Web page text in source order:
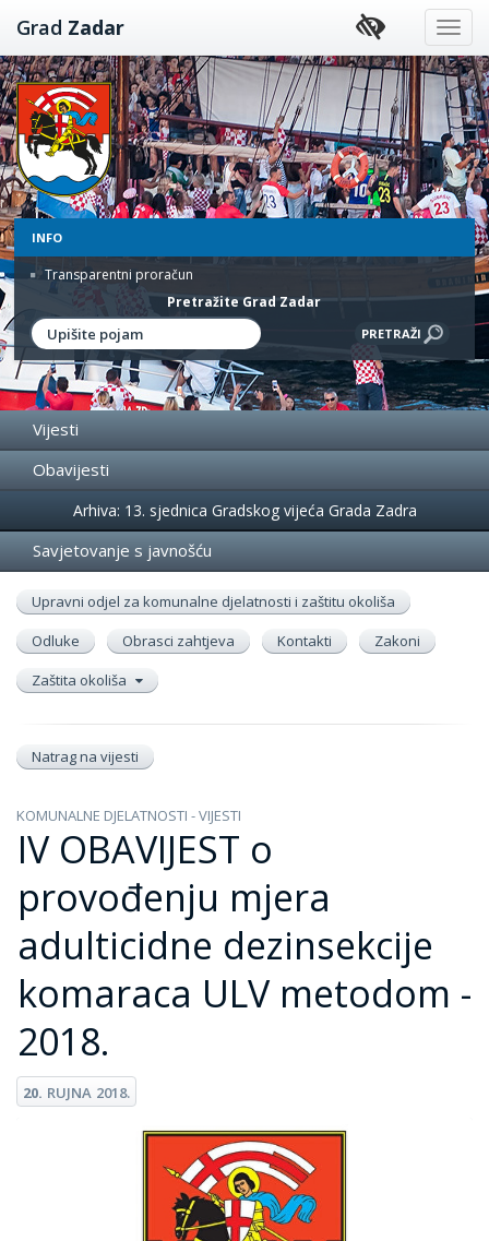
Preskoči
na
sadržaj
Grad Zadar
INFO
Transparentni proračun
Pretražite Grad Zadar
Vijesti
Obavijesti
Događanja
Arhiva: 13. sjednica Gradskog vijeća Grada Zadra
Savjetovanje s javnošću
Upravni odjel za komunalne djelatnosti i zaštitu okoliša
Odluke
Obrasci zahtjeva Kontakti
Zakoni
Zaštita okoliša
Natrag na vijesti
KOMUNALNE DJELATNOSTI - VIJESTI
IV OBAVIJEST o
provođenju mjera
adulticidne dezinsekcije
komaraca ULV metodom -
2018.
20. RUJNA 2018.